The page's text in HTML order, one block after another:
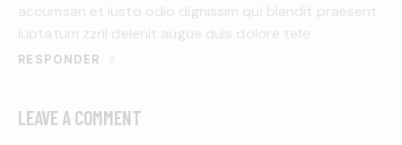
accumsan et iusto odio dignissim qui blandit praesent
luptatum zzril delenit augue duis dolore tefe.
RESPONDER
LEAVE A COMMENT